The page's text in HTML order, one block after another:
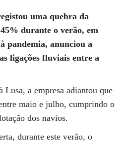
uma quebra da
durante o verão, em
pandemia, anunciou a
ligações fluviais entre a
Lusa, a empresa adiantou que
maio e julho, cumprindo o
dos navios.
durante este verão, o